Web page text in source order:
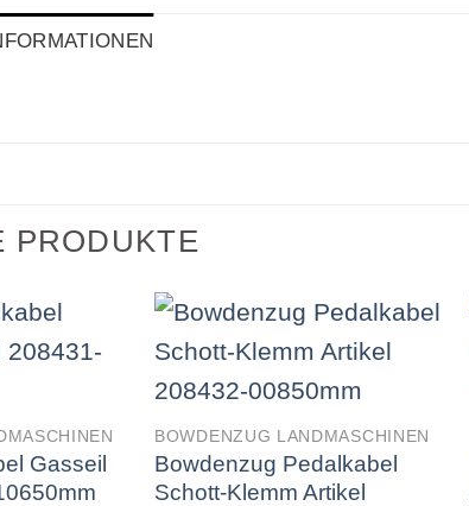
PRODUKTE
Gasseil
BOWDENZUG LANDMASCHINEN
Bowdenzug Pedalkabel
Schott-Klemm Artikel